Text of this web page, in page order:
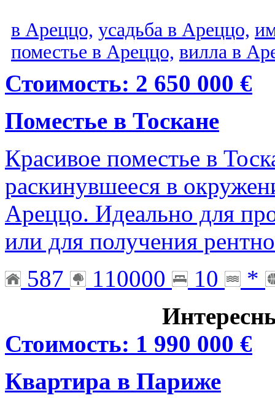
в Ареццо, усадьба в Ареццо,
поместье в Ареццо, вилла в
Стоимость: 2 650 000 €
Поместье в Тоскане
Красивое поместье в
раскинувшееся в
Ареццо. Идеально для
или для получения
587
110000 10
*
Стоимость: 1 990 000 €
Квартира в Париже